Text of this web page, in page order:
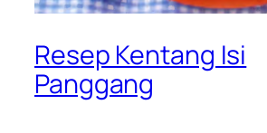
Resep Kentang Isi
Panggang